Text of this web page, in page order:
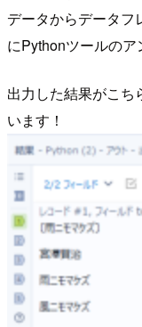
データからデータフ
にPythonツールのア
出力した結果がこち
います！